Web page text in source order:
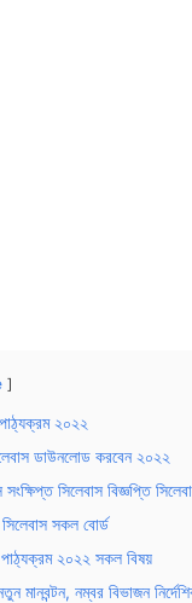
২০২২
ডাউনলোড করবেন ২০২২
সিলেবাস বিজ্ঞপ্তি
সকল বোর্ড
২০২২ সকল বিষয়
মানবন্টন, নম্বর বিভাজন